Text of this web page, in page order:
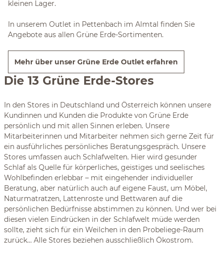
kleinen Lager.
In unserem Outlet in Pettenbach im Almtal finden Sie
Angebote aus allen Grüne Erde-Sortimenten.
Mehr über unser Grüne Erde Outlet erfahren
Die 13 Grüne Erde-Stores
In den Stores in Deutschland und Österreich können unsere
Kundinnen und Kunden die Produkte von Grüne Erde
persönlich und mit allen Sinnen erleben. Unsere
Mitarbeiterinnen und Mitarbeiter nehmen sich gerne Zeit für
ein ausführliches persönliches Beratungsgespräch. Unsere
Stores umfassen auch Schlafwelten. Hier wird gesunder
Schlaf als Quelle für körperliches, geistiges und seelisches
Wohlbefinden erlebbar – mit eingehender individueller
Beratung, aber natürlich auch auf eigene Faust, um Möbel,
Naturmatratzen, Lattenroste und Bettwaren auf die
persönlichen Bedürfnisse abstimmen zu können. Und wer bei
diesen vielen Eindrücken in der Schlafwelt müde werden
sollte, zieht sich für ein Weilchen in den Probeliege-Raum
zurück… Alle Stores beziehen ausschließlich Ökostrom.